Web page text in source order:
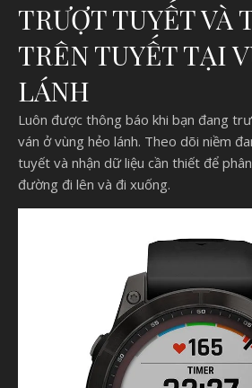
TRƯỢT TUYẾT VÀ
TRÊN TUYẾT TẠI
LÁNH
Luôn được thông báo khi bạn đang
ván ở vùng hẻo lánh. Theo dõi niềm
tuyết và nhận dữ liệu cần thiết để
đường đi lên và đi xuống.